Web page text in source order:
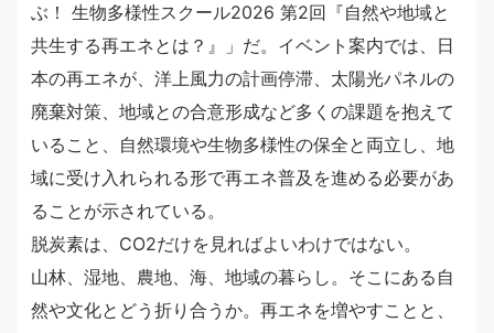
ぶ！ 生物多様性スクール2026 第2回『自然や地域と
共生する再エネとは？』」だ。イベント案内では、日
本の再エネが、洋上風力の計画停滞、太陽光パネルの
廃棄対策、地域との合意形成など多くの課題を抱えて
いること、自然環境や生物多様性の保全と両立し、地
域に受け入れられる形で再エネ普及を進める必要があ
ることが示されている。
脱炭素は、CO2だけを見ればよいわけではない。
山林、湿地、農地、海、地域の暮らし。そこにある自
然や文化とどう折り合うか。再エネを増やすことと、